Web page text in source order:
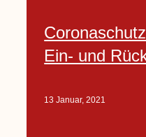
Ein- und
13 Januar, 2021